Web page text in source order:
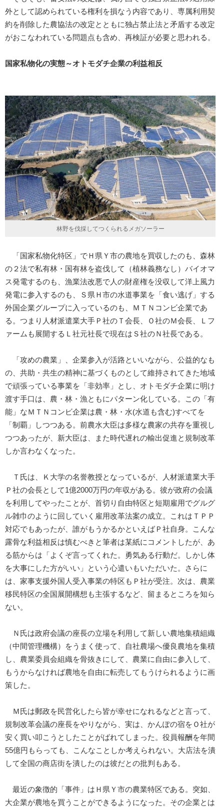
外として認められている権利を損なう内容であり、専属利用契
約を削除した農協法の改定とともに独占禁止法と矛盾する改定
がおこなわれている問題点も含め、再検証が必要と思われる。
国家私物化の実態～オトモダチ企業の利益相反
林野を伐採してつくられるメガソーラー
「国家私物化特区」でＨ県Ｙ市の農地を買収したのも、森林
の２法で私有林・国有林を盗伐して（植林義務なし）バイオマ
ス発電するのも、漁業法改悪で人の財産権を没収して洋上風力
発電に参入するのも、Ｓ県Ｈ市の水道事業を「食い逃げ」する
外国企業グループに入っているのも、ＭＴＮコンビ企業であ
る。つまり人材派遣業大手Ｐ社のＴ会長、Ｏ社のＭ会長、Ｌフ
ァームも展開するＬ社元社長で現在はＳ社のＮ社長である。
「攻めの農業」、企業参入が活路といいながら、公益的なも
の、共助・共生の精神に基づくものとして維持されてきた地域
で頑張っている事業を「非効率」とし、オトモダチ企業に明け
渡す手口は、農・林・漁ともにパターン化している。この「有
能」なＭＴＮコンビ企業は農・林・水(水道も含む)すべてを
「制覇」しつつある。前農水大臣は多様な農家の共存を重視し
つつあったが、新大臣は、また時代遅れの輸出促進と規制改革
しか言わなくなった。
Ｔ氏は、Ｋ大学の名誉教授となっているが、人材派遣業大手
Ｐ社の会長として1億2000万円の年収がある。彼が政府の会議
を利用してやったことが、首切り自由特区と短期雇用でグルグ
ル雑巾のように回していく雇用改革法案の成立。これはＴＰＰ
対応でもあったが、誰がもうかるかといえばＰ社自身。こんな
露骨な利益相反は慎むべきと筆者は某紙にコメントしたが、あ
る筋からは「よくぞ言ってくれた。勇気ある行動だ。しかし体
を大事にした方がいい」という心遣いもいただいた。さらに
は、家事支援外国人受入事業の特区もＰ社が受注。次は、農業
移民特区の全国展開構想も主張するなど、留まるところを知ら
ない。
Ｎ氏は政府会議の座長の立場を利用して新しい農地集積組織
（中間管理機構）をうまく使って、自社農場へ優良農地を集積
し、農業委員会組織を骨抜きにして、農業に自由に参入して、
もうからなければ農地を自由に転売してもうけられるように画
策した。
Ｍ氏は郵政を民営化したら皆が幸せになれるなどと言って、
規制改革会議の座長をやりながら、実は、かんぽの宿をＯ社が
安く買い叩こうとしたことがばれてしまった。役員報酬を年間
55億円もらっても、こんなことしか考えられない。大店法を潰
して全国の商店街を潰したのは彼だとの批判もある。
最近の象徴的「事件」はＨ県Ｙ市の農業特区である。突如、
大企業が農地を買うことができるようになった。その企業とは